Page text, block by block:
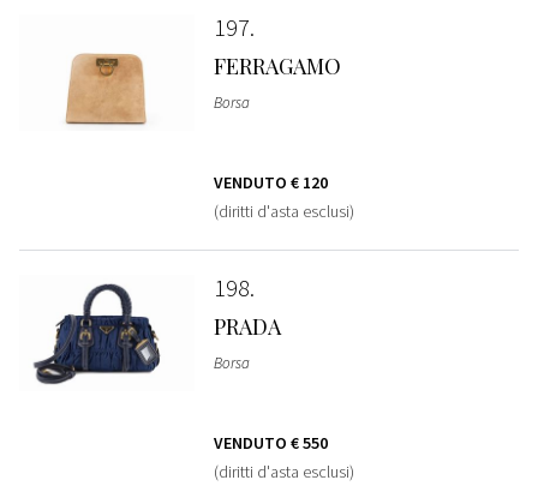
197
FERRAGAMO
Borsa
VENDUTO € 120
(diritti d'asta esclusi)
198
PRADA
Borsa
VENDUTO € 550
(diritti d'asta esclusi)